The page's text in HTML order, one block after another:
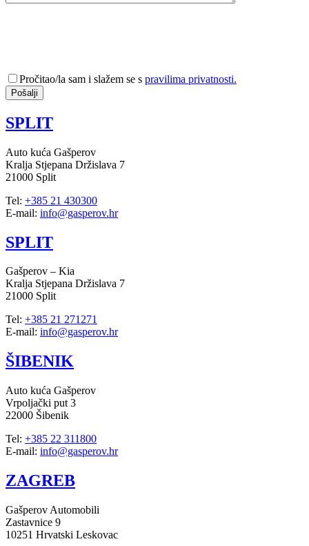
Pročitao/la sam i slažem se s pravilima privatnosti.
SPLIT
Auto kuća Gašperov
Kralja Stjepana Držislava 7
21000 Split
Tel: +385 21 430300
E-mail: info@gasperov.hr
SPLIT
Gašperov – Kia
Kralja Stjepana Držislava 7
21000 Split
Tel: +385 21 271271
E-mail: info@gasperov.hr
ŠIBENIK
Auto kuća Gašperov
Vrpoljački put 3
22000 Šibenik
Tel: +385 22 311800
E-mail: info@gasperov.hr
ZAGREB
Gašperov Automobili
Zastavnice 9
10251 Hrvatski Leskovac